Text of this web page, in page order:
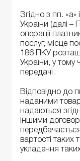
Згідно з пп.
України (далі
операції
послуг, місце
186 ПКУ
України, у тому
передачі.
Відповідно до
наданими
надаються
іншими
вартості таких
укладення